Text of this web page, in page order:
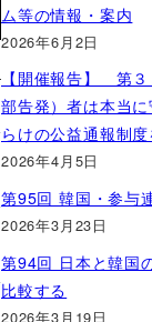
ム等の情報・案内
2026年6月2日
【開催報告】 第
部告発）者は本当
らけの公益通報制度
2026年4月5日
第95回 韓国・参与
2026年3月23日
第94回 日本と韓国
比較する
2026年3月19日